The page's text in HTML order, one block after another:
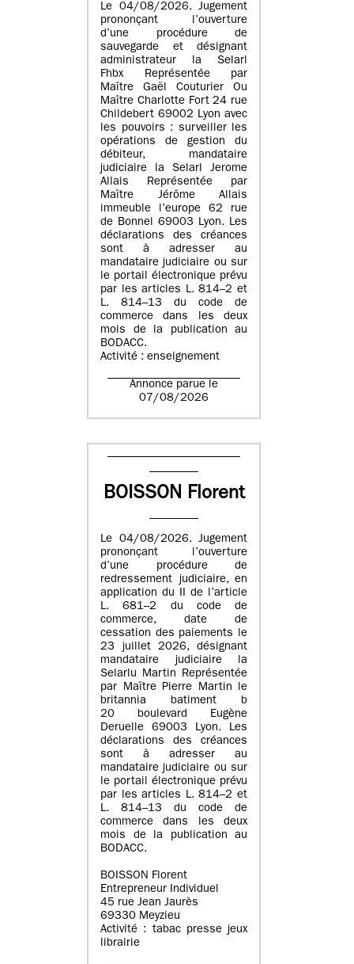
Le 04/08/2026. Jugement
prononçant l’ouverture
d’une procédure de
sauvegarde et désignant
administrateur la Selarl
Fhbx Représentée par
Maître Gaël Couturier Ou
Maître Charlotte Fort 24 rue
Childebert 69002 Lyon avec
les pouvoirs : surveiller les
opérations de gestion du
débiteur, mandataire
judiciaire la Selarl Jerome
Allais Représentée par
Maître Jérôme Allais
immeuble l’europe 62 rue
de Bonnel 69003 Lyon. Les
déclarations des créances
sont à adresser au
mandataire judiciaire ou sur
le portail électronique prévu
par les articles L. 814–2 et
L. 814–13 du code de
commerce dans les deux
mois de la publication au
BODACC.
Activité : enseignement
Annonce parue le
07/08/2026
BOISSON Florent
Le 04/08/2026. Jugement
prononçant l’ouverture
d’une procédure de
redressement judiciaire, en
application du II de l’article
L. 681–2 du code de
commerce, date de
cessation des paiements le
23 juillet 2026, désignant
mandataire judiciaire la
Selarlu Martin Représentée
par Maître Pierre Martin le
britannia batiment b
20 boulevard Eugène
Deruelle 69003 Lyon. Les
déclarations des créances
sont à adresser au
mandataire judiciaire ou sur
le portail électronique prévu
par les articles L. 814–2 et
L. 814–13 du code de
commerce dans les deux
mois de la publication au
BODACC.
BOISSON Florent
Entrepreneur Individuel
45 rue Jean Jaurès
69330 Meyzieu
Activité : tabac presse jeux
librairie